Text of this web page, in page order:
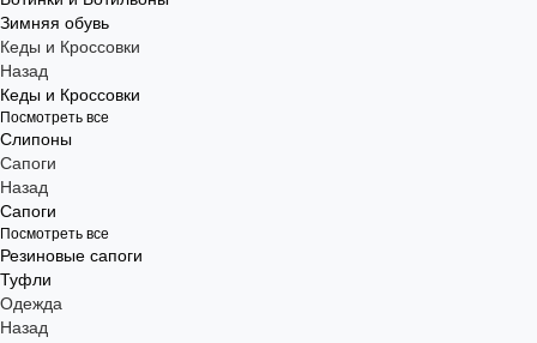
Зимняя обувь
Кеды и Кроссовки
Назад
Кеды и Кроссовки
Посмотреть все
Слипоны
Сапоги
Назад
Сапоги
Посмотреть все
Резиновые сапоги
Туфли
Одежда
Назад